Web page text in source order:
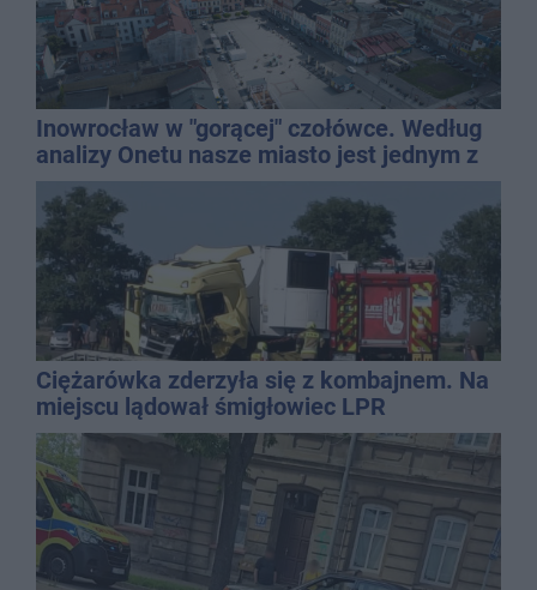
Inowrocław w "gorącej" czołówce. Według
analizy Onetu nasze miasto jest jednym z
najbardziej narażonych na upały
Ciężarówka zderzyła się z kombajnem. Na
miejscu lądował śmigłowiec LPR